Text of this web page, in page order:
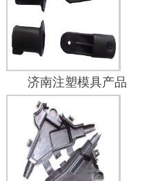
济南注塑模具产品